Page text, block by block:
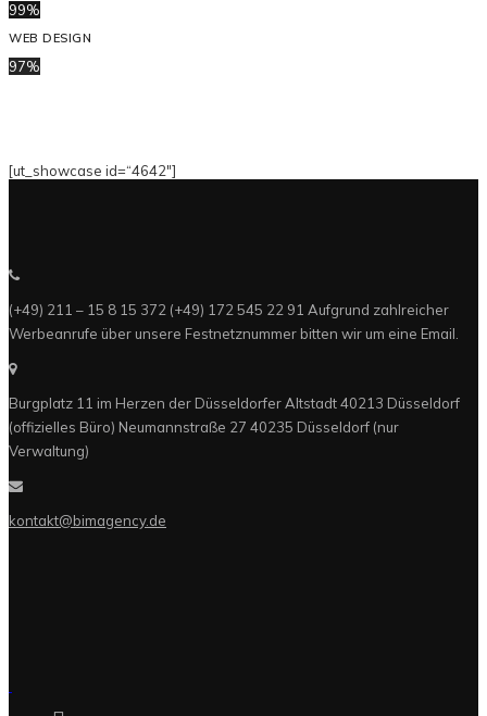
99%
WEB DESIGN
97%
[ut_showcase id=“4642″]
(+49) 211 – 15 8 15 372 (+49) 172 545 22 91 Aufgrund zahlreicher
Werbeanrufe über unsere Festnetznummer bitten wir um eine Email.
Burgplatz 11 im Herzen der Düsseldorfer Altstadt 40213 Düsseldorf
(offizielles Büro) Neumannstraße 27 40235 Düsseldorf (nur
Verwaltung)
kontakt@bimagency.de